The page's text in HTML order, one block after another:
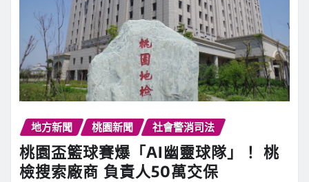
地方新聞 桃園新聞 社會警消司法
桃園盃籃球賽爆「AI幽靈球隊」！ 桃
檢搜索廠商 負責人50萬交保